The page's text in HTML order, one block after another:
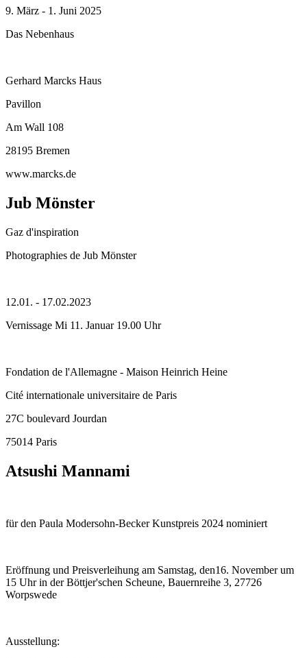
9. März - 1. Juni 2025
Das Nebenhaus
Gerhard Marcks Haus
Pavillon
Am Wall 108
28195 Bremen
www.marcks.de
Jub Mönster
Gaz d'inspiration
Photographies de Jub Mönster
12.01. - 17.02.2023
Vernissage Mi 11. Januar 19.00 Uhr
Fondation de l'Allemagne - Maison Heinrich Heine
Cité internationale universitaire de Paris
27C boulevard Jourdan
75014 Paris
Atsushi Mannami
für den Paula Modersohn-Becker Kunstpreis 2024 nominiert
Eröffnung und Preisverleihung am Samstag, den16. November um
15 Uhr in der Böttjer'schen Scheune, Bauernreihe 3, 27726
Worpswede
Ausstellung: